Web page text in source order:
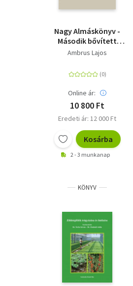
Nagy Almáskönyv -
Második bővített
kiadás
Ambrus Lajos
Online ár:
10 800 Ft
Eredeti ár: 12 000 Ft
Kosárba
2 - 3 munkanap
KÖNYV